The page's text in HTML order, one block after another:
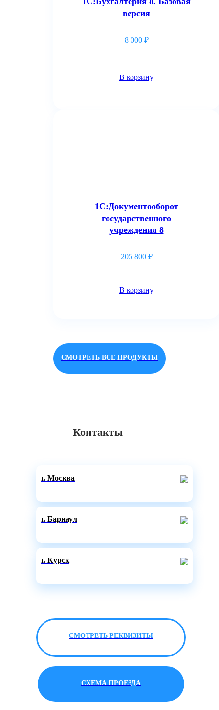
версия
8 000 ₽
В корзину
1С:Документооборот
государственного
учреждения 8
205 800 ₽
В корзину
СМОТРЕТЬ ВСЕ ПРОДУКТЫ
Контакты
г. Москва
г. Барнаул
г. Курск
СМОТРЕТЬ РЕКВИЗИТЫ
СХЕМА ПРОЕЗДА